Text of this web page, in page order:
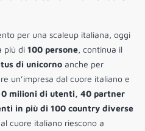
per una scaleup italiana, oggi
più di 100 persone, continua il
di unicorno anche per
un’impresa dal cuore italiano e
milioni di utenti, 40 partner
in più di 100 country diverse
cuore italiano riescono a